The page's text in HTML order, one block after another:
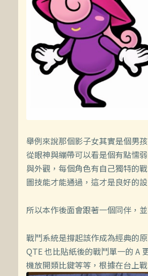
舉例來說那個影子女其實是個男
從眼神與繃帶可以看是個有點懦
與外觀，每個角色有自己獨特的
圖技能才能通過，這才是良好的
所以本作後面會跟著一個同伴，
戰鬥系統是撐起該作成為經典的
QTE 也比貼紙後的戰鬥單一的 A
機放開類比鍵等等，根據在台上